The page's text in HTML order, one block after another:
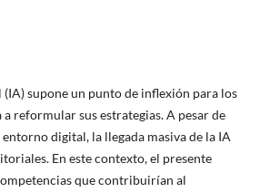
supone un punto de inflexión para los
reformular sus estrategias. A pesar de
digital, la llegada masiva de la IA
En este contexto, el presente
que contribuirían al